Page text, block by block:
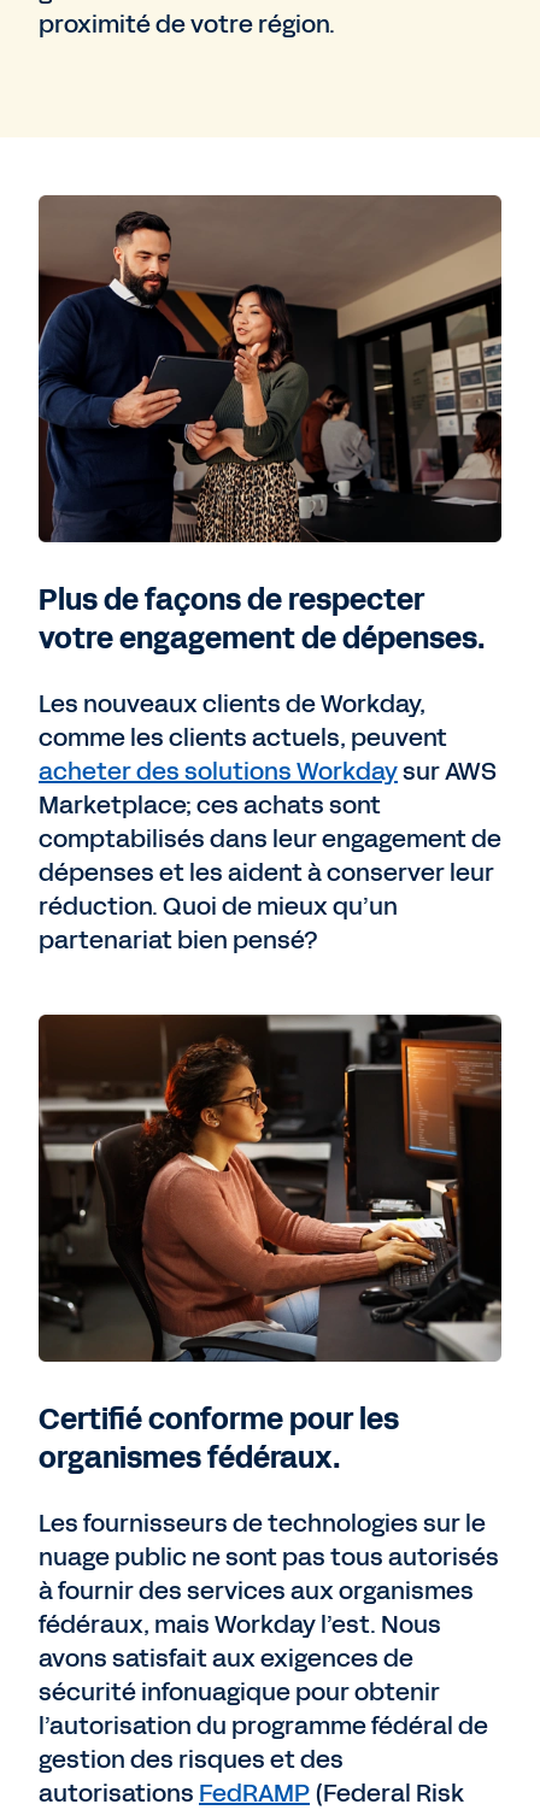
proximité de votre région.
Plus de façons de respecter
votre engagement de dépenses.
Les nouveaux clients de Workday,
comme les clients actuels, peuvent
acheter des solutions Workdaysur AWS
Marketplace; ces achats sont
comptabilisés dans leur engagement de
dépenses et les aident à conserver leur
réduction. Quoi de mieux qu’un
partenariat bien pensé?
Certifié conforme pour les
organismes fédéraux.
Les fournisseurs de technologies sur le
nuage public ne sont pas tous autorisés
à fournir des services aux organismes
fédéraux, mais Workday l’est. Nous
avons satisfait aux exigences de
sécurité infonuagique pour obtenir
l’autorisation du programme fédéral de
gestion des risques et des
autorisations FedRAMP(Federal Risk